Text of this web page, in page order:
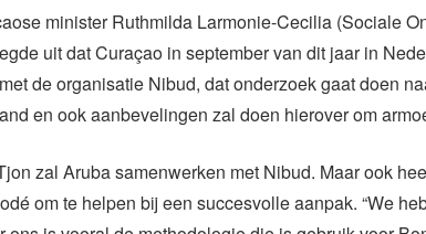
minister Ruthmilda Larmonie-Cecilia (Sociale
uit dat Curaçao in september van dit jaar in
de organisatie Nibud, dat onderzoek gaat doen
en ook aanbevelingen zal doen hierover om
zal Aruba samenwerken met Nibud. Maar ook
om te helpen bij een succesvolle aanpak. “We